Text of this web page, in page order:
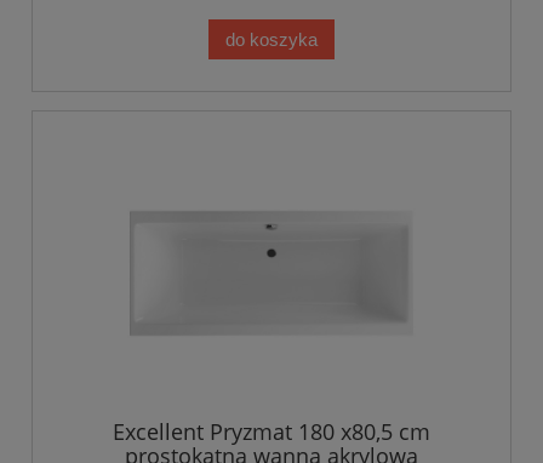
do koszyka
Excellent Pryzmat 180 x80,5 cm
prostokątna wanna akrylowa